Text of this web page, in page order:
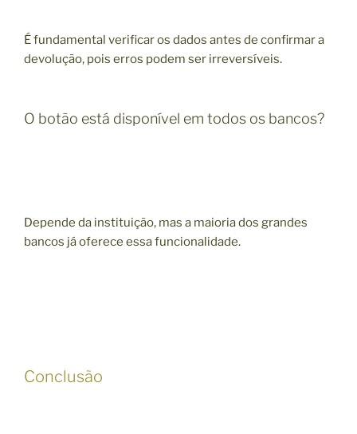
É fundamental verificar os dados antes de confirmar a
devolução, pois erros podem ser irreversíveis.
O botão está disponível em todos os bancos?
Depende da instituição, mas a maioria dos grandes
bancos já oferece essa funcionalidade.
Conclusão